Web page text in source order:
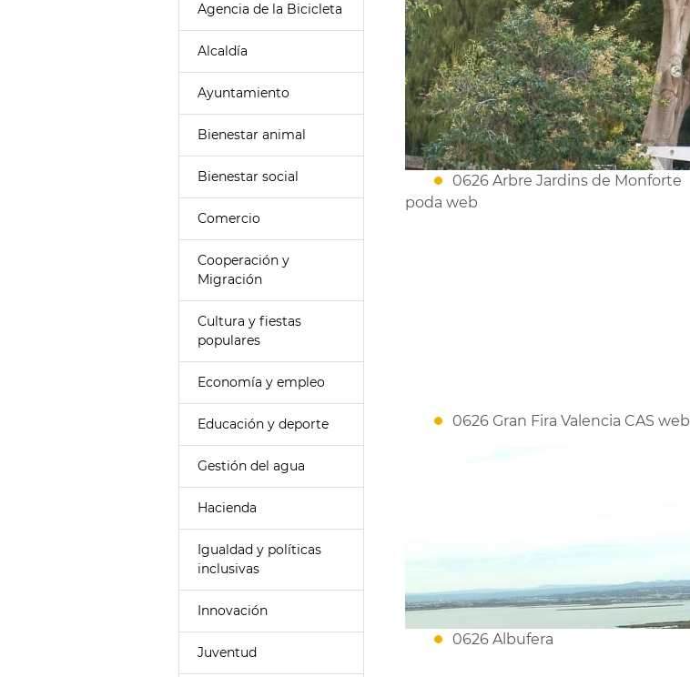
Agencia de la Bicicleta
Alcaldía
Ayuntamiento
Bienestar animal
Bienestar social
Comercio
Cooperación y
Migración
Cultura y fiestas
populares
Economía y empleo
Educación y deporte
Gestión del agua
Hacienda
Igualdad y políticas
inclusivas
Innovación
Juventud
0626 Arbre Jardins de Monforte
poda web
0626 Gran Fira Valencia CAS web
0626 Albufera